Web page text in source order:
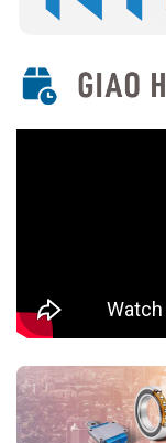
nước, bụi bẩn, phù
Với thiết kế linh
được sử dụng rộng
Xác định
ngoài (D), độ
dầu (LL) hay
Chọn thương
mua từĐại lý